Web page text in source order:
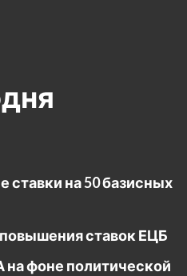
на 50 базисных
ставок ЕЦБ
фоне политической